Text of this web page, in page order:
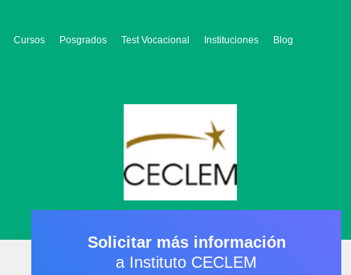
Cursos Posgrados Test Vocacional Instituciones Blog
Solicitar más información
a Instituto CECLEM